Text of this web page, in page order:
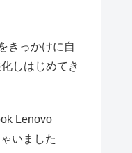
きっかけに自
しはじめてき
Lenovo
いました